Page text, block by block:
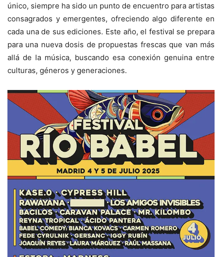
único, siempre ha sido un punto de encuentro para artistas
consagrados y emergentes, ofreciendo algo diferente en
cada una de sus ediciones. Este año, el festival se prepara
para una nueva dosis de propuestas frescas que van más
allá de la música, buscando esa conexión genuina entre
culturas, géneros y generaciones.